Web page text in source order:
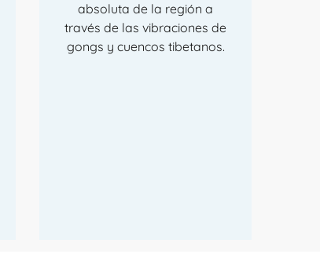
absoluta de la región a
través de las vibraciones de
gongs y cuencos tibetanos.